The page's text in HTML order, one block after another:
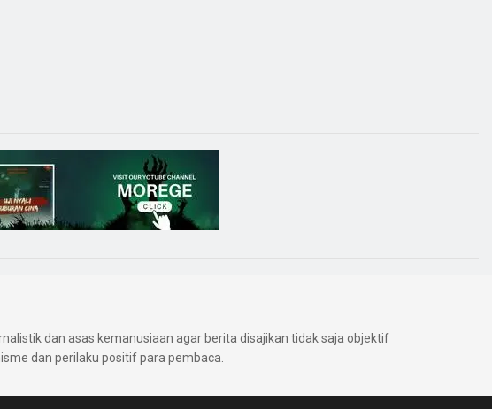
dan asas kemanusiaan agar berita disajikan tidak saja objektif
dan perilaku positif para pembaca.